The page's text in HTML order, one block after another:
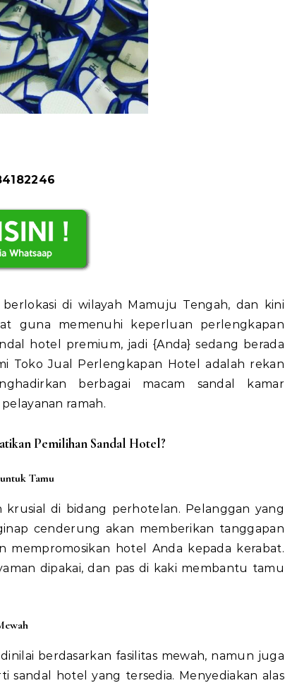
di wilayah Mamuju Tengah, dan kini
guna memenuhi keperluan perlengkapan
hotel premium, jadi {Anda} sedang berada
Toko Jual Perlengkapan Hotel adalah rekan
berbagai macam sandal kamar
ramah.
Pemilihan Sandal Hotel?
Tamu
krusial di bidang perhotelan. Pelanggan yang
cenderung akan memberikan tanggapan
mempromosikan hotel Anda kepada kerabat.
dipakai, dan pas di kaki membantu tamu
berdasarkan fasilitas mewah, namun juga
sandal hotel yang tersedia. Menyediakan alas